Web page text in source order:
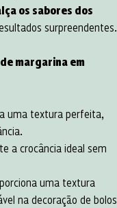
os sabores dos
surpreendentes.
margarina em
uma textura perfeita,
a crocância ideal sem
uma textura
na decoração de bolos